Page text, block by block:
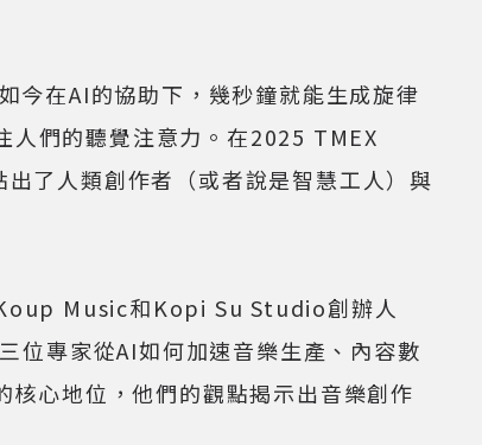
在AI的協助下，幾秒鐘就能生成旋律
人們的聽覺注意力。在2025 TMEX
了人類創作者（或者說是智慧工人）與
Music和Kopi Su Studio創辦人
專家從AI如何加速音樂生產、內容數
心地位，他們的觀點揭示出音樂創作